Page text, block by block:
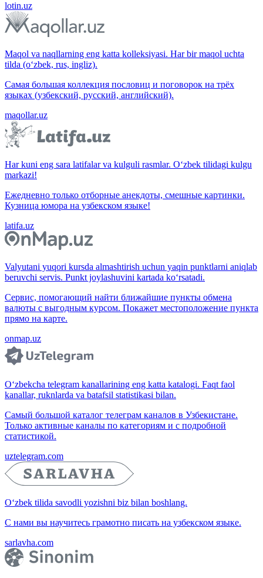
lotin.uz
Maqol va naqllarning eng katta kolleksiyasi. Har bir maqol uchta
tilda (o‘zbek, rus, ingliz).
Самая большая коллекция пословиц и поговорок на трёх
языках (узбекский, русский, английский).
maqollar.uz
Har kuni eng sara latifalar va kulguli rasmlar. O‘zbek tilidagi kulgu
markazi!
Ежедневно только отборные анекдоты, смешные картинки.
Кузница юмора на узбекском языке!
latifa.uz
Valyutani yuqori kursda almashtirish uchun yaqin punktlarni aniqlab
beruvchi servis. Punkt joylashuvini kartada ko‘rsatadi.
Сервис, помогающий найти ближайшие пункты обмена
валюты с выгодным курсом. Покажет местоположение пункта
прямо на карте.
onmap.uz
O‘zbekcha telegram kanallarining eng katta katalogi. Faqt faol
kanallar, ruknlarda va batafsil statistikasi bilan.
Самый большой каталог телеграм каналов в Узбекистане.
Только активные каналы по категориям и с подробной
статистикой.
uztelegram.com
O‘zbek tilida savodli yozishni biz bilan boshlang.
С нами вы научитесь грамотно писать на узбекском языке.
sarlavha.com